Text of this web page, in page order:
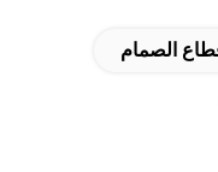
الصمام